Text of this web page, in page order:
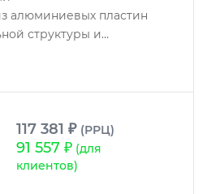
алюминиевых пластин
структуры и
на месте)
117 381 ₽ (РРЦ)
91 557 ₽(для
клиентов)